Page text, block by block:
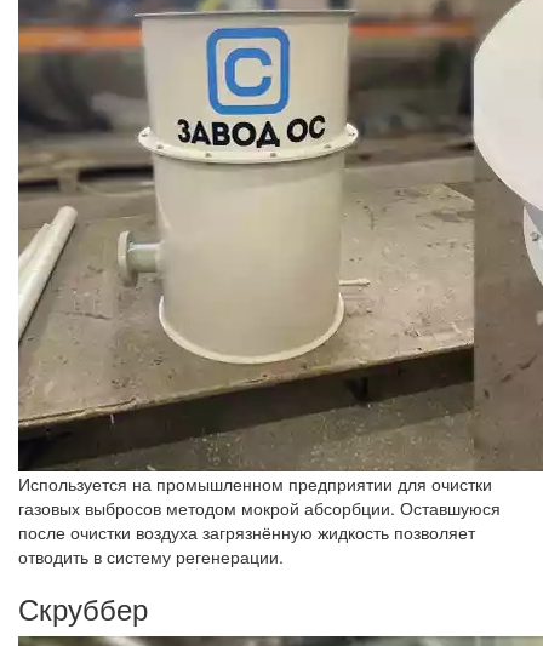
Используется на промышленном предприятии для очистки
газовых выбросов методом мокрой абсорбции. Оставшуюся
после очистки воздуха загрязнённую жидкость позволяет
отводить в систему регенерации.
Скруббер